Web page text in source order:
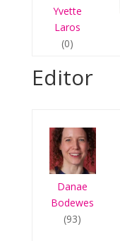
Yvette
Laros
(0)
Editor
Danae
Bodewes
(93)